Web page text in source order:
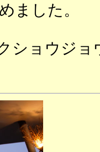
ました。
ショウジョ